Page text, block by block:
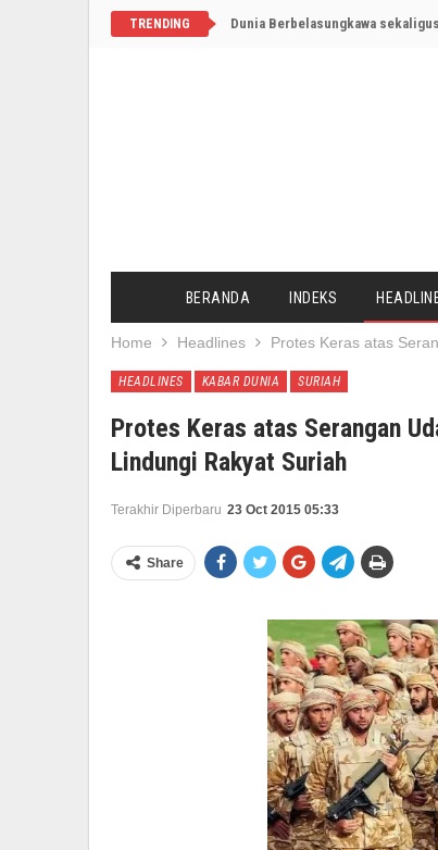
TRENDING Dunia Berbelasungkawa
BERANDA INDEKS
Home Headlines Protes Keras atas
HEADLINES KABAR DUNIA SURIAH
Protes Keras atas Serangan
Lindungi Rakyat Suriah
Terakhir Diperbaru 23 Oct 2015 05:33
Share